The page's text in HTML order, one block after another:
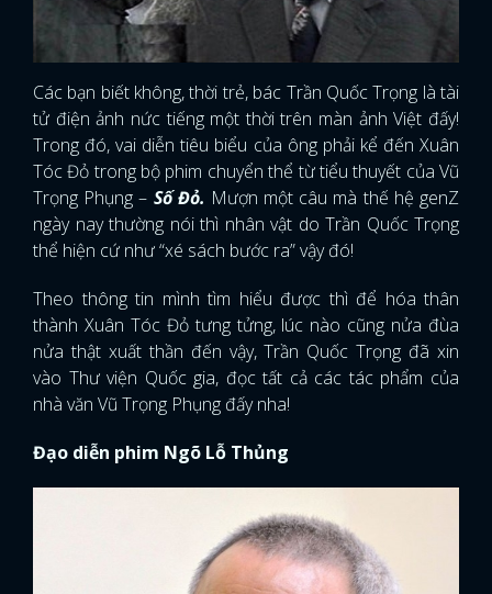
Các bạn biết không, thời trẻ, bác Trần Quốc Trọng là tài
tử điện ảnh nức tiếng một thời trên màn ảnh Việt đấy!
Trong đó, vai diễn tiêu biểu của ông phải kể đến Xuân
Tóc Đỏ trong bộ phim chuyển thể từ tiểu thuyết của Vũ
Trọng Phụng – Số Đỏ. Mượn một câu mà thế hệ genZ
ngày nay thường nói thì nhân vật do Trần Quốc Trọng
thể hiện cứ như “xé sách bước ra” vậy đó!
Theo thông tin mình tìm hiểu được thì để hóa thân
thành Xuân Tóc Đỏ tưng tửng, lúc nào cũng nửa đùa
nửa thật xuất thần đến vậy, Trần Quốc Trọng đã xin
vào Thư viện Quốc gia, đọc tất cả các tác phẩm của
nhà văn Vũ Trọng Phụng đấy nha!
Đạo diễn phim Ngõ Lỗ Thủng